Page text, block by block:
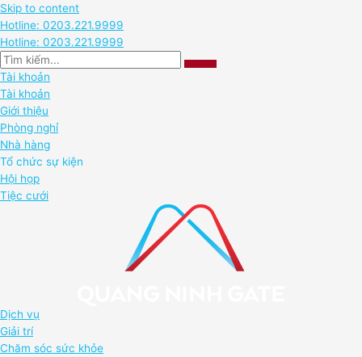
Skip to content
Hotline: 0203.221.9999
Hotline: 0203.221.9999
Tài khoản
Tài khoản
Giới thiệu
Phòng nghỉ
Nhà hàng
Tổ chức sự kiện
Hội họp
Tiệc cưới
Dịch vụ
Giải trí
Chăm sóc sức khỏe